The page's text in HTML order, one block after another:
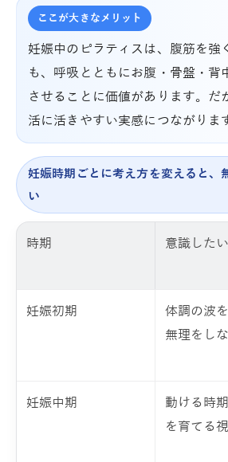
ここが大きなメリット
妊娠中のピラティスは、腹筋を強
も、呼吸とともにお腹・骨盤・背
させることに価値があります。だ
活に活きやすい実感につながりま
妊娠時期ごとに考え方を変えると、
い
時期 意識した
妊娠初期
体調の波
無理をし
妊娠中期
動ける時
を育てる